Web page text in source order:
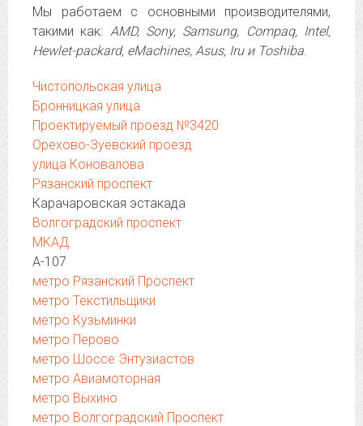
Мы работаем с основными производителями,
такими как: AMD, Sony, Samsung, Compaq, Intel,
Hewlet-packard, eMachines, Asus, Iru и Toshiba.
Чистопольская улица
Бронницкая улица
Проектируемый проезд №3420
Орехово-Зуевский проезд
улица Коновалова
Рязанский проспект
Карачаровская эстакада
Волгоградский проспект
МКАД
А-107
метро Рязанский Проспект
метро Текстильщики
метро Кузьминки
метро Перово
метро Шоссе Энтузиастов
метро Авиамоторная
метро Выхино
метро Волгоградский Проспект